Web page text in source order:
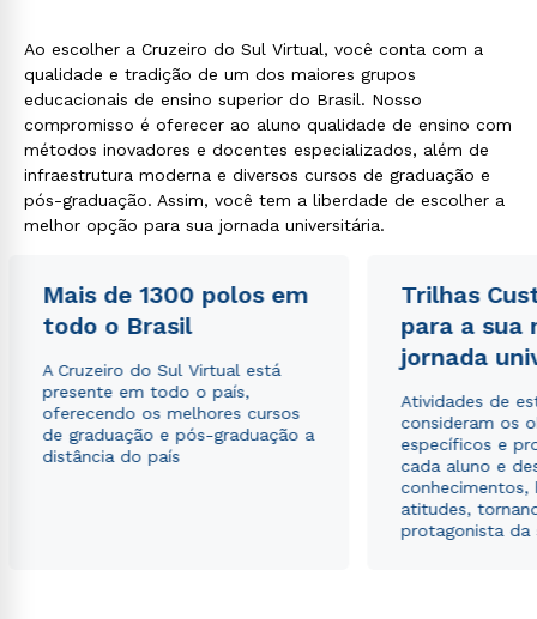
Ao escolher a Cruzeiro do Sul Virtual, você conta com a
qualidade e tradição de um dos maiores grupos
educacionais de ensino superior do Brasil. Nosso
compromisso é oferecer ao aluno qualidade de ensino com
métodos inovadores e docentes especializados, além de
infraestrutura moderna e diversos cursos de graduação e
pós-graduação. Assim, você tem a liberdade de escolher a
melhor opção para sua jornada universitária.
Mais de 1300 polos em
todo o Brasil
A Cruzeiro do Sul Virtual está
presente em todo o país,
oferecendo os melhores cursos
de graduação e pós-graduação a
distância do país
Trilhas
para a sua
jornada
Atividades de
consideram os
específicos e
cada aluno e
conhecimentos,
atitudes,
protagonista da